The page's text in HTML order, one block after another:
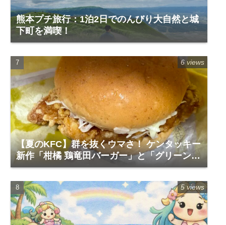
熊本プチ旅行：1泊2日でのんびり大自然と城
下町を満喫！
【夏のKFC】群を抜くウマさ！ ケンタッキー
新作「柑橘 鶏竜田バーガー」と「グリーンホ
ットチキン」で夏を食らう
6 views
5 views